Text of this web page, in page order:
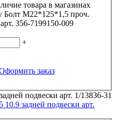
товара в магазинах
Болт М22*125*1,5 проч.
10.9 круг.гол., черный арт. 356-7199150-009
+
заказ
задней подвески арт.